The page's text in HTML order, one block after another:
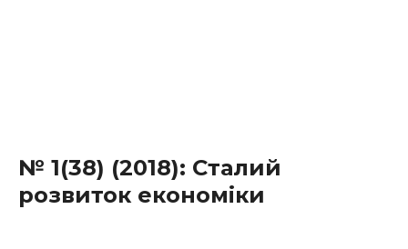
№ 1(38) (2018): Сталий
розвиток економіки